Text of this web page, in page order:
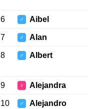
6 ♂ Aibel
7 ♂ Alan
8 ♂ Albert
9 ♀ Alejandra
10 ♂ Alejandro